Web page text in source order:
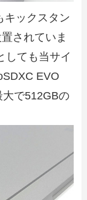
キックスタン
されていま
しても当サイ
EVO
大で512GBの